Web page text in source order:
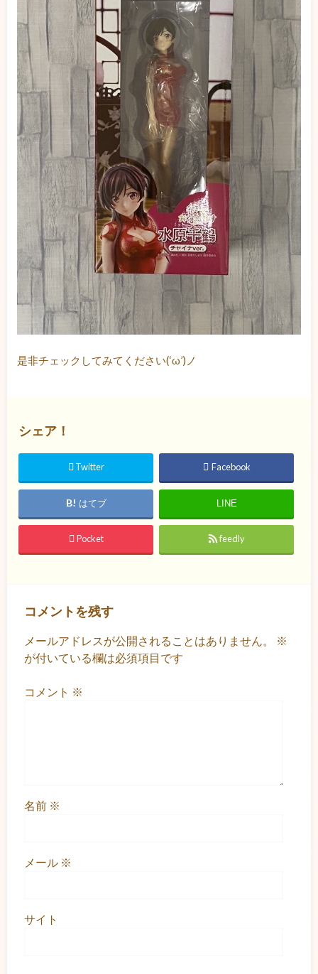
是非チェックしてみてください(‘ω’)ノ
シェア！
Twitter Facebook
はてブ LINE
Pocket feedly
コメントを残す
メールアドレスが公開されることはありません。
※
が付いている欄は必須項目です
コメント ※
名前 ※
メール ※
サイト